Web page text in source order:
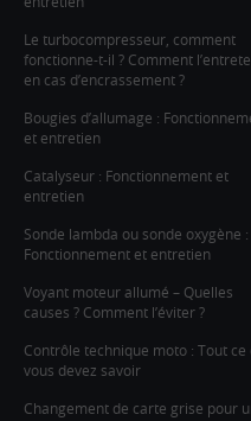
Le turbocompresseur, comment
fonctionne-t-il ? Comment
en cas d’encrassement ?
Bougies d’allumage :
et entretien
Catalyseur : Fonctionnement et
entretien
Sonde lambda ou sonde oxygène :
Fonctionnement et entretien
Voyant moteur allumé – Quelles
causes ? Comment l’éviter ?
Contrôle technique moto : Tout ce
vous devez savoir
Changement de carte grise pour